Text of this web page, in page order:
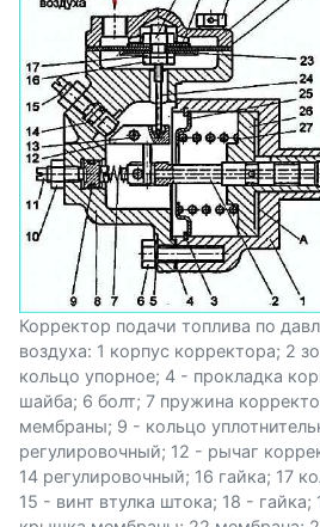
Корректор подачи топлива по
воздуха: 1 корпус корректора; 2
кольцо упорное; 4 - прокладка
шайба; 6 болт; 7 пружина
мембраны; 9 - кольцо
регулировочный; 12 - рычаг
14 регулировочный; 16 гайка; 17
15 - винт втулка штока; 18 -